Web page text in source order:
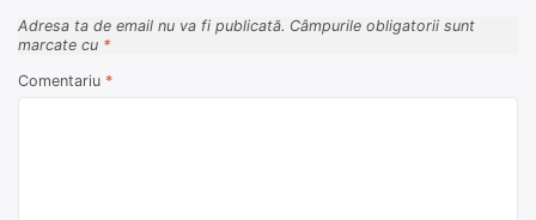
Adresa ta de email nu va fi publicată. Câmpurile obligatorii sunt
marcate cu *
Comentariu *